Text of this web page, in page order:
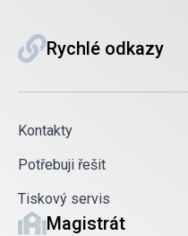
Rychlé odkazy
Kontakty
Potřebuji řešit
Tiskový servis
Magistrát